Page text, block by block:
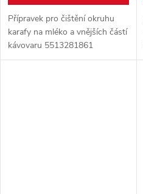
Přípravek pro čištění okruhu
karafy na mléko a vnějších částí
kávovaru 5513281861